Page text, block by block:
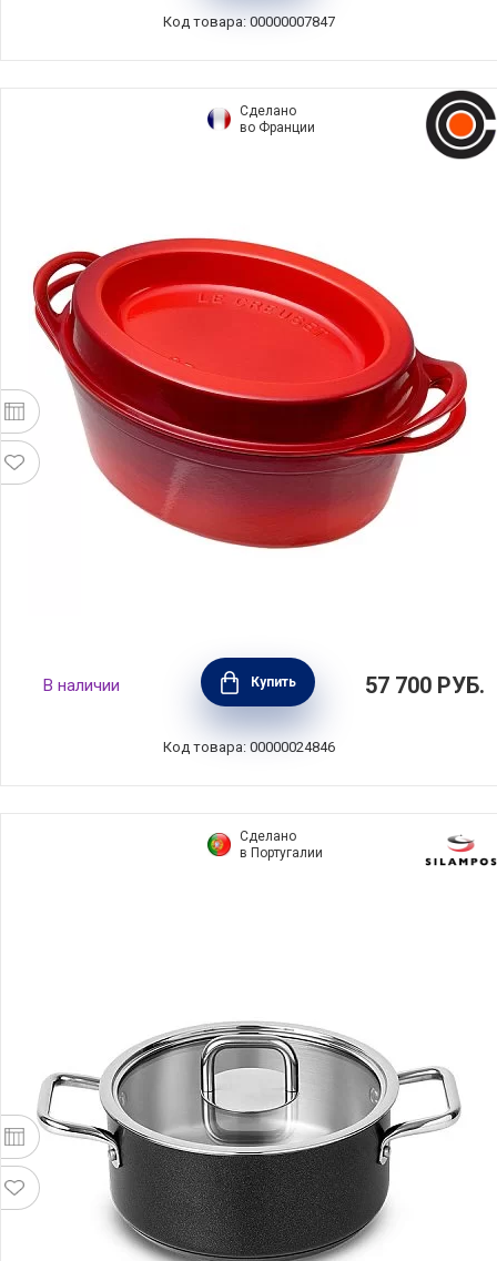
Код товара: 00000007847
Сделано
во Франции
Кастрюля дофу овальная 30 см, объем 6 л,
материал чугун, цвет вишневый, Le Creuset,
Франция, 25084300602460
В наличии Купить 57 700 РУБ.
Код товара: 00000024846
Сделано
в Португалии